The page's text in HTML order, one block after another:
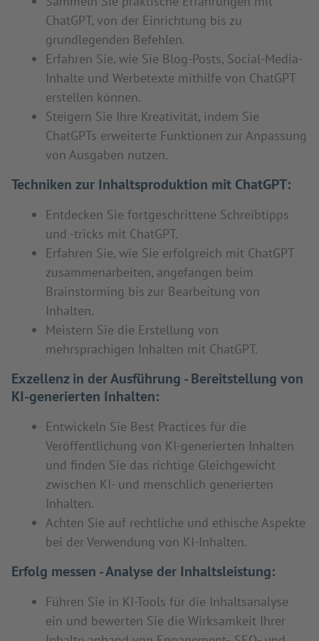
ChatGPT, von der Einrichtung bis zu
grundlegenden Befehlen.
Erfahren Sie, wie Sie Blog-Posts, Social-Media-
Inhalte und Werbetexte mithilfe von ChatGPT
erstellen können.
Steigern Sie Ihre Kreativität, indem Sie
ChatGPTs erweiterte Funktionen zur Anpassung
von Ausgaben nutzen.
Techniken zur Inhaltsproduktion mit ChatGPT:
Entdecken Sie fortgeschrittene Schreibtipps
und -tricks mit ChatGPT.
Erfahren Sie, wie Sie erfolgreich mit ChatGPT
zusammenarbeiten, angefangen beim
Brainstorming bis zur Bearbeitung von
Inhalten.
Meistern Sie die Erstellung von
mehrsprachigen Inhalten mit ChatGPT.
Exzellenz in der Ausführung - Bereitstellung von
KI-generierten Inhalten:
Entwickeln Sie Best Practices für die
Veröffentlichung von KI-generierten Inhalten
und finden Sie das richtige Gleichgewicht
zwischen KI- und menschlich generierten
Inhalten.
Achten Sie auf rechtliche und ethische Aspekte
bei der Verwendung von KI-Inhalten.
Erfolg messen - Analyse der Inhaltsleistung:
Führen Sie in KI-Tools für die Inhaltsanalyse
ein und bewerten Sie die Wirksamkeit Ihrer